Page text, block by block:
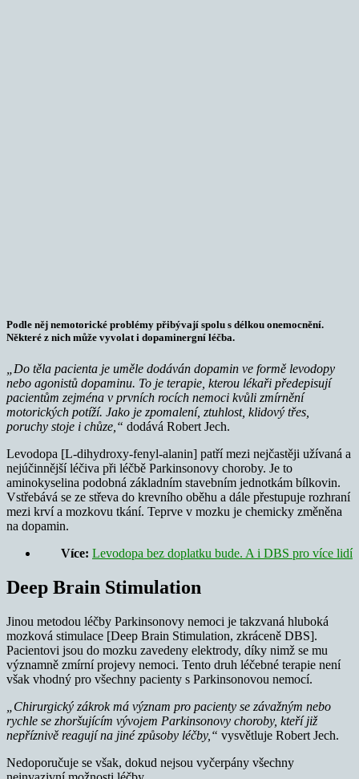
Podle něj nemotorické problémy přibývají spolu s délkou onemocnění.
Některé z nich může vyvolat i dopaminergní léčba.
„Do těla pacienta je uměle dodáván dopamin ve formě levodopy
nebo agonistů dopaminu. To je terapie, kterou lékaři předepisují
pacientům zejména v prvních rocích nemoci kvůli zmírnění
motorických potíží. Jako je zpomalení, ztuhlost, klidový třes,
poruchy stoje i chůze,“ dodává Robert Jech.
Levodopa [L-dihydroxy-fenyl-alanin] patří mezi nejčastěji užívaná a
nejúčinnější léčiva při léčbě Parkinsonovy choroby. Je to
aminokyselina podobná základním stavebním jednotkám bílkovin.
Vstřebává se ze střeva do krevního oběhu a dále přestupuje rozhraní
mezi krví a mozkovu tkání. Teprve v mozku je chemicky změněna
na dopamin.
Více: Levodopa bez doplatku bude. A i DBS pro více lidí
Deep Brain Stimulation
Jinou metodou léčby Parkinsonovy nemoci je takzvaná hluboká
mozková stimulace [Deep Brain Stimulation, zkráceně DBS].
Pacientovi jsou do mozku zavedeny elektrody, díky nimž se mu
významně zmírní projevy nemoci. Tento druh léčebné terapie není
však vhodný pro všechny pacienty s Parkinsonovou nemocí.
„Chirurgický zákrok má význam pro pacienty se závažným nebo
rychle se zhoršujícím vývojem Parkinsonovy choroby, kteří již
nepříznivě reagují na jiné způsoby léčby,“ vysvětluje Robert Jech.
Nedoporučuje se však, dokud nejsou vyčerpány všechny